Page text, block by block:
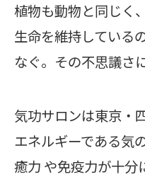
植物も動物と同じく
生命を維持している
なぐ。その不思議さ
気功サロンは東京・
エネルギーである気
癒力 や免疫力が十分